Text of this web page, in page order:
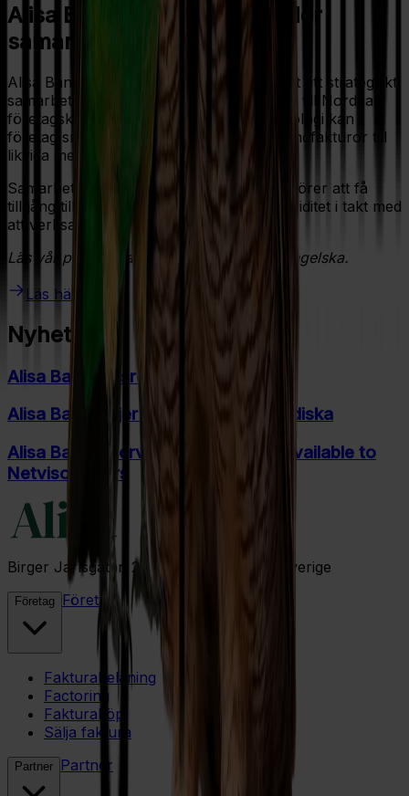
Alisa Bank och Nordea inleder
samarbete
Alisa Bank och Nordea i Finland har ingått ett strategiskt
samarbete för att erbjuda fakturabelåning till Nordeas
företagskunder. Genom Alisa Banks teknologi kan
företag snabbt och flexibelt omvandla kundfakturor till
likvida medel och stärka sitt kassaflöde.
Samarbetet gör det enklare för entreprenörer att få
tillgång till finansiering och hantera sin likviditet i takt med
att verksamheten växer.
Läs vår pressrelease om samarbetet på engelska.
Läs här
Nyheter
Alisa Banks årsredovisning 2025
Alisa Bank säljer låneportfölj till Nordiska
Alisa Bank’s Services will soon be available to
Netvisor Users
Birger Jarlsgatan 27 111 45 Stockholm Sverige
Företag Företag
Fakturabelåning
Factoring
Fakturaköp
Sälja faktura
Partner Partner